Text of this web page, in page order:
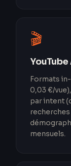
🎬
Formats
0,03 €/
par intent
mensuels.